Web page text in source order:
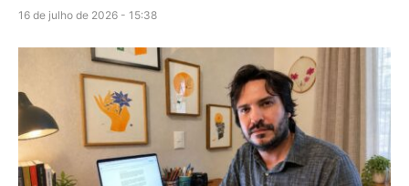
16 de julho de 2026 - 15:38